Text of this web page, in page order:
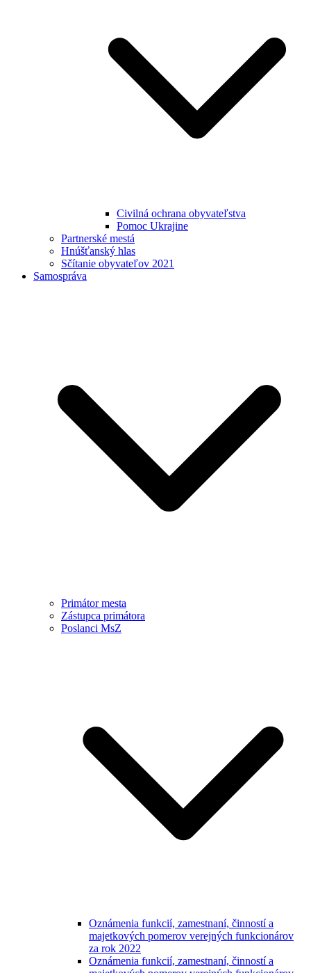
Civilná ochrana obyvateľstva
Pomoc Ukrajine
Partnerské mestá
Hnúšťanský hlas
Sčítanie obyvateľov 2021
Samospráva
Primátor mesta
Zástupca primátora
Poslanci MsZ
Oznámenia funkcií, zamestnaní, činností a
majetkových pomerov verejných funkcionárov
za rok 2022
Oznámenia funkcií, zamestnaní, činností a